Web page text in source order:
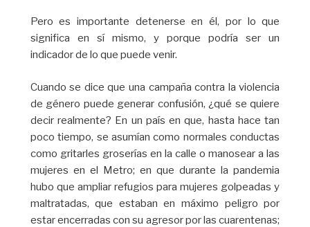
Pero es importante detenerse en él, por lo que
significa en sí mismo, y porque podría ser un
indicador de lo que puede venir.
Cuando se dice que una campaña contra la violencia
de género puede generar confusión, ¿qué se quiere
decir realmente? En un país en que, hasta hace tan
poco tiempo, se asumían como normales conductas
como gritarles groserías en la calle o manosear a las
mujeres en el Metro; en que durante la pandemia
hubo que ampliar refugios para mujeres golpeadas y
maltratadas, que estaban en máximo peligro por
estar encerradas con su agresor por las cuarentenas;